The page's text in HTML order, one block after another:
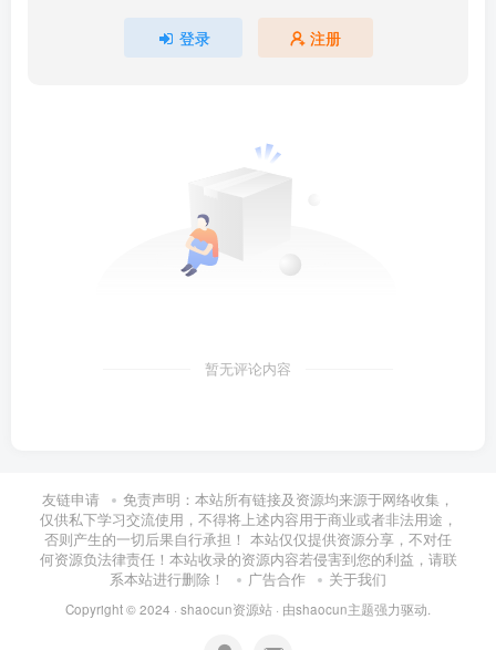
登录 注册
暂无评论内容
友链申请
免责声明：本站所有链接及资源均来源于网络收集，
仅供私下学习交流使用，不得将上述内容用于商业或者非法用途，
否则产生的一切后果自行承担！ 本站仅仅提供资源分享，不对任
何资源负法律责任！本站收录的资源内容若侵害到您的利益，请联
系本站进行删除！
广告合作 关于我们
Copyright © 2024 · shaocun资源站 · 由shaocun主题强力驱动.